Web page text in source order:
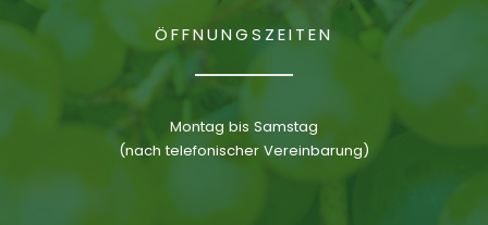
ÖFFNUNGSZEITEN
Montag bis Samstag
(nach telefonischer Vereinbarung)